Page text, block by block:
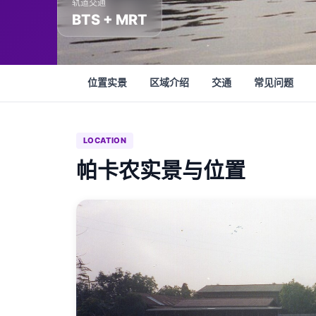
轨道交通
BTS + MRT
位置实景 区域介绍 交通 常见问题
LOCATION
帕卡农实景与位置